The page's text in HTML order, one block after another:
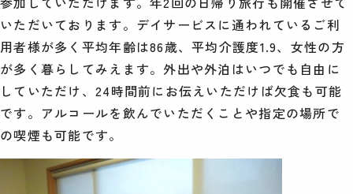
いただいております。デイサービスに通われているご利
用者様が多く平均年齢は86歳、平均介護度1.9、女性の方
が多く暮らしてみえます。外出や外泊はいつでも自由に
していただけ、24時間前にお伝えいただけば欠食も可能
です。アルコールを飲んでいただくことや指定の場所で
の喫煙も可能です。